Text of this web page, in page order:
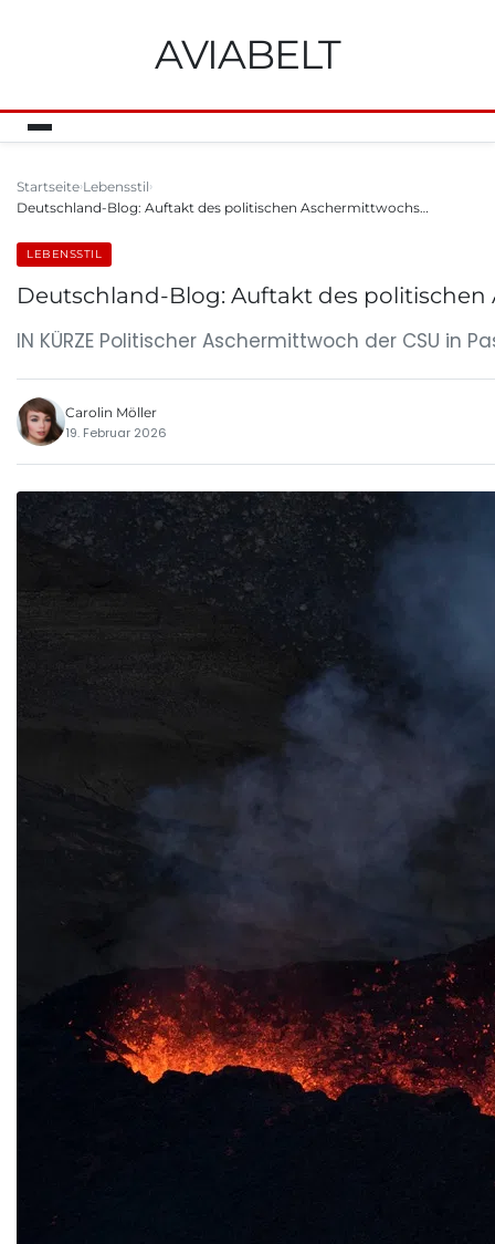
AVIABELT
Startseite Lebensstil
Deutschland-Blog: Auftakt des politischen Aschermittwochs…
LEBENSSTIL
Deutschland-Blog: Auftakt des politischen
IN KÜRZE Politischer Aschermittwoch der CSU in
Carolin Möller
19. Februar 2026